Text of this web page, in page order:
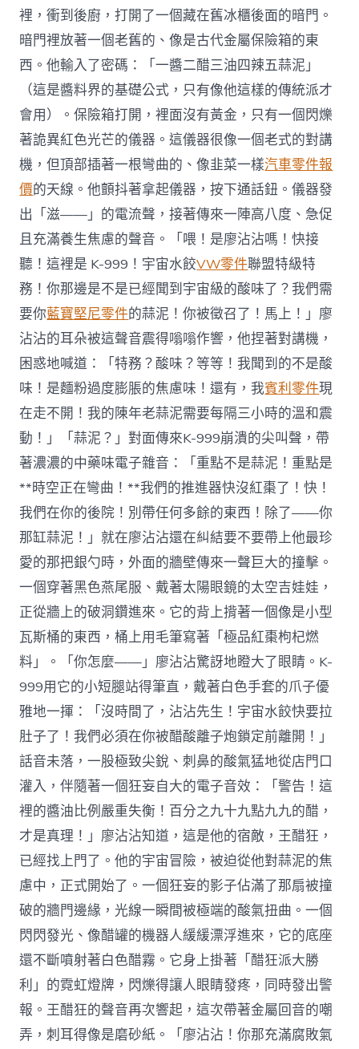
裡，衝到後廚，打開了一個藏在舊冰櫃後面的暗門。
暗門裡放著一個老舊的、像是古代金屬保險箱的東
西。他輸入了密碼：「一醬二醋三油四辣五蒜泥」
（這是醬料界的基礎公式，只有像他這樣的傳統派才
會用）。保險箱打開，裡面沒有黃金，只有一個閃爍
著詭異紅色光芒的儀器。這儀器很像一個老式的對講
機，但頂部插著一根彎曲的、像韭菜一樣汽車零件報
價的天線。他顫抖著拿起儀器，按下通話鈕。儀器發
出「滋——」的電流聲，接著傳來一陣高八度、急促
且充滿養生焦慮的聲音。「喂！是廖沾沾嗎！快接
聽！這裡是 K-999！宇宙水餃VW零件聯盟特級特
務！你那邊是不是已經聞到宇宙級的酸味了？我們需
要你藍寶堅尼零件的蒜泥！你被徵召了！馬上！」廖
沾沾的耳朵被這聲音震得嗡嗡作響，他捏著對講機，
困惑地喊道：「特務？酸味？等等！我聞到的不是酸
味！是麵粉過度膨脹的焦慮味！還有，我賓利零件現
在走不開！我的陳年老蒜泥需要每隔三小時的溫和震
動！」「蒜泥？」對面傳來K-999崩潰的尖叫聲，帶
著濃濃的中藥味電子雜音：「重點不是蒜泥！重點是
**時空正在彎曲！**我們的推進器快沒紅棗了！快！
我們在你的後院！別帶任何多餘的東西！除了——你
那缸蒜泥！」就在廖沾沾還在糾結要不要帶上他最珍
愛的那把銀勺時，外面的牆壁傳來一聲巨大的撞擊。
一個穿著黑色燕尾服、戴著太陽眼鏡的太空吉娃娃，
正從牆上的破洞鑽進來。它的背上揹著一個像是小型
瓦斯桶的東西，桶上用毛筆寫著「極品紅棗枸杞燃
料」。「你怎麼——」廖沾沾驚訝地瞪大了眼睛。K-
999用它的小短腿站得筆直，戴著白色手套的爪子優
雅地一揮：「沒時間了，沾沾先生！宇宙水餃快要拉
肚子了！我們必須在你被醋酸離子炮鎖定前離開！」
話音未落，一股極致尖銳、刺鼻的酸氣猛地從店門口
灌入，伴隨著一個狂妄自大的電子音效：「警告！這
裡的醬油比例嚴重失衡！百分之九十九點九九的醋，
才是真理！」廖沾沾知道，這是他的宿敵，王醋狂，
已經找上門了。他的宇宙冒險，被迫從他對蒜泥的焦
慮中，正式開始了。一個狂妄的影子佔滿了那扇被撞
破的牆門邊緣，光線一瞬間被極端的酸氣扭曲。一個
閃閃發光、像醋罐的機器人緩緩漂浮進來，它的底座
還不斷噴射著白色醋霧。它身上掛著「醋狂派大勝
利」的霓虹燈牌，閃爍得讓人眼睛發疼，同時發出警
報。王醋狂的聲音再次響起，這次帶著金屬回音的嘲
弄，刺耳得像是磨砂紙。「廖沾沾！你那充滿腐敗氣